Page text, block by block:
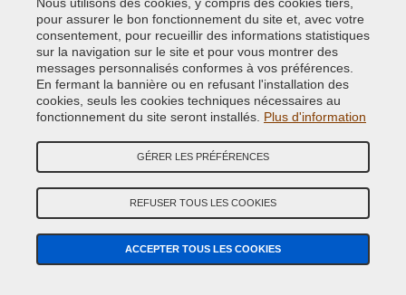
Papier de masquage avec bande adhésive - rouleau
0,18x20 m
Papier en polyéthylène de 18 cm d'épaisseur, 20 mètres de
long. Idéal pour protéger avec un seul outil les parties à peindre
pour assurer le bon fonctionnement du site et, avec votre
consentement, pour recueillir des informations statistiques
sur la navigation sur le site et pour vous montrer des
messages personnalisés conformes à vos préférences.
En fermant la bannière ou en refusant l'installation des
cookies, seuls les cookies techniques nécessaires au
fonctionnement du site seront installés. Plus d'information
GÉRER LES PRÉFÉRENCES
REFUSER TOUS LES COOKIES
ACCEPTER TOUS LES COOKIES